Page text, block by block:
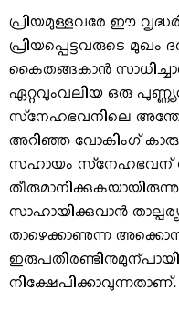
പ്രിയമുള്ളവരേ ഈ
പ്രിയപ്പെട്ടവരുടെ
കൈതങ്ങകാന്‍
ഏറ്റവുംവലിയ ഒരു
സ്‌നേഹഭവനിലെ
അറിഞ്ഞ വോകിംഗ്
സഹായം സ്‌നേഹഭവന്
സാഹായിക്കുവാന്‍
താഴെക്കാണുന്ന
നിക്ഷേപിക്കാവുന്നതാണ്.